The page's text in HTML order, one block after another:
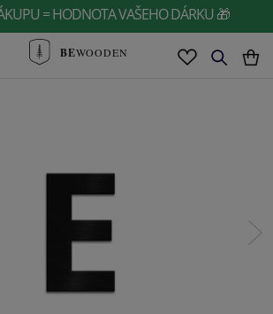
= HODNOTA VAŠEHO DÁRKU 🎁
BEWOODEN